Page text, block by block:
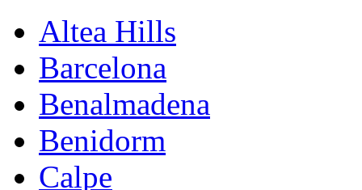
Altea Hills
Barcelona
Benalmadena
Benidorm
Calpe